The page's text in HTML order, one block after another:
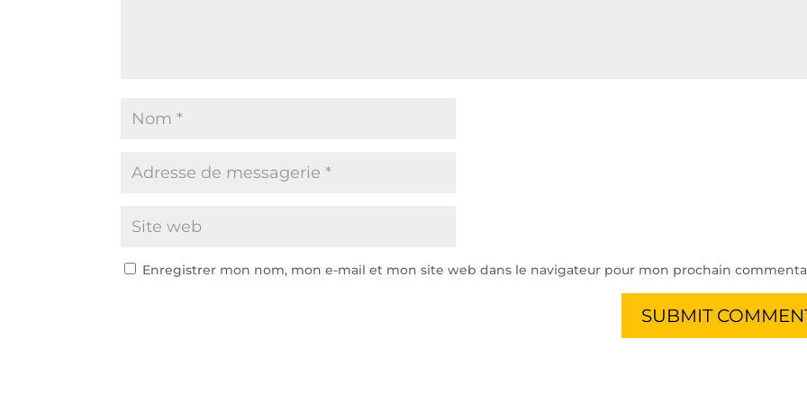
Enregistrer mon nom, mon e-mail et mon site web dans le navigateur pour mon prochain